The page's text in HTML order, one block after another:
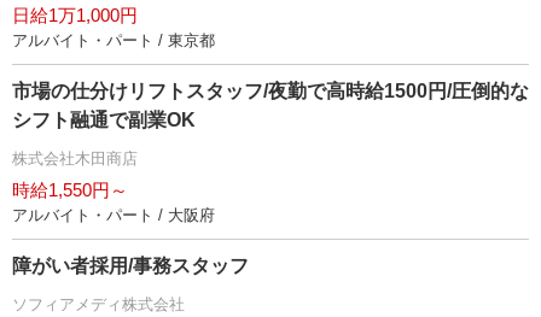
日給1万1,000円
アルバイト・パート / 東京都
市場の仕分けリフトスタッフ/夜勤で高時給1500円/圧倒的な
シフト融通で副業OK
株式会社木田商店
時給1,550円～
アルバイト・パート / 大阪府
障がい者採用/事務スタッフ
ソフィアメディ株式会社